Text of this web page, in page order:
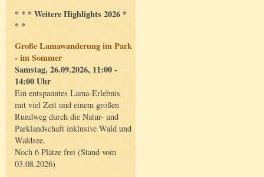
* * * Weitere Highlights 2026 *
* *
Große Lamawanderung im Park
- im Sommer
Samstag, 26.09.2026, 11:00 -
14:00 Uhr
Ein entspanntes Lama-Erlebnis
mit viel Zeit und einem großen
Rundweg durch die Natur- und
Parklandschaft inklusive Wald und
Waldsee.
Noch 6 Plätze frei (Stand vom
03.08.2026)